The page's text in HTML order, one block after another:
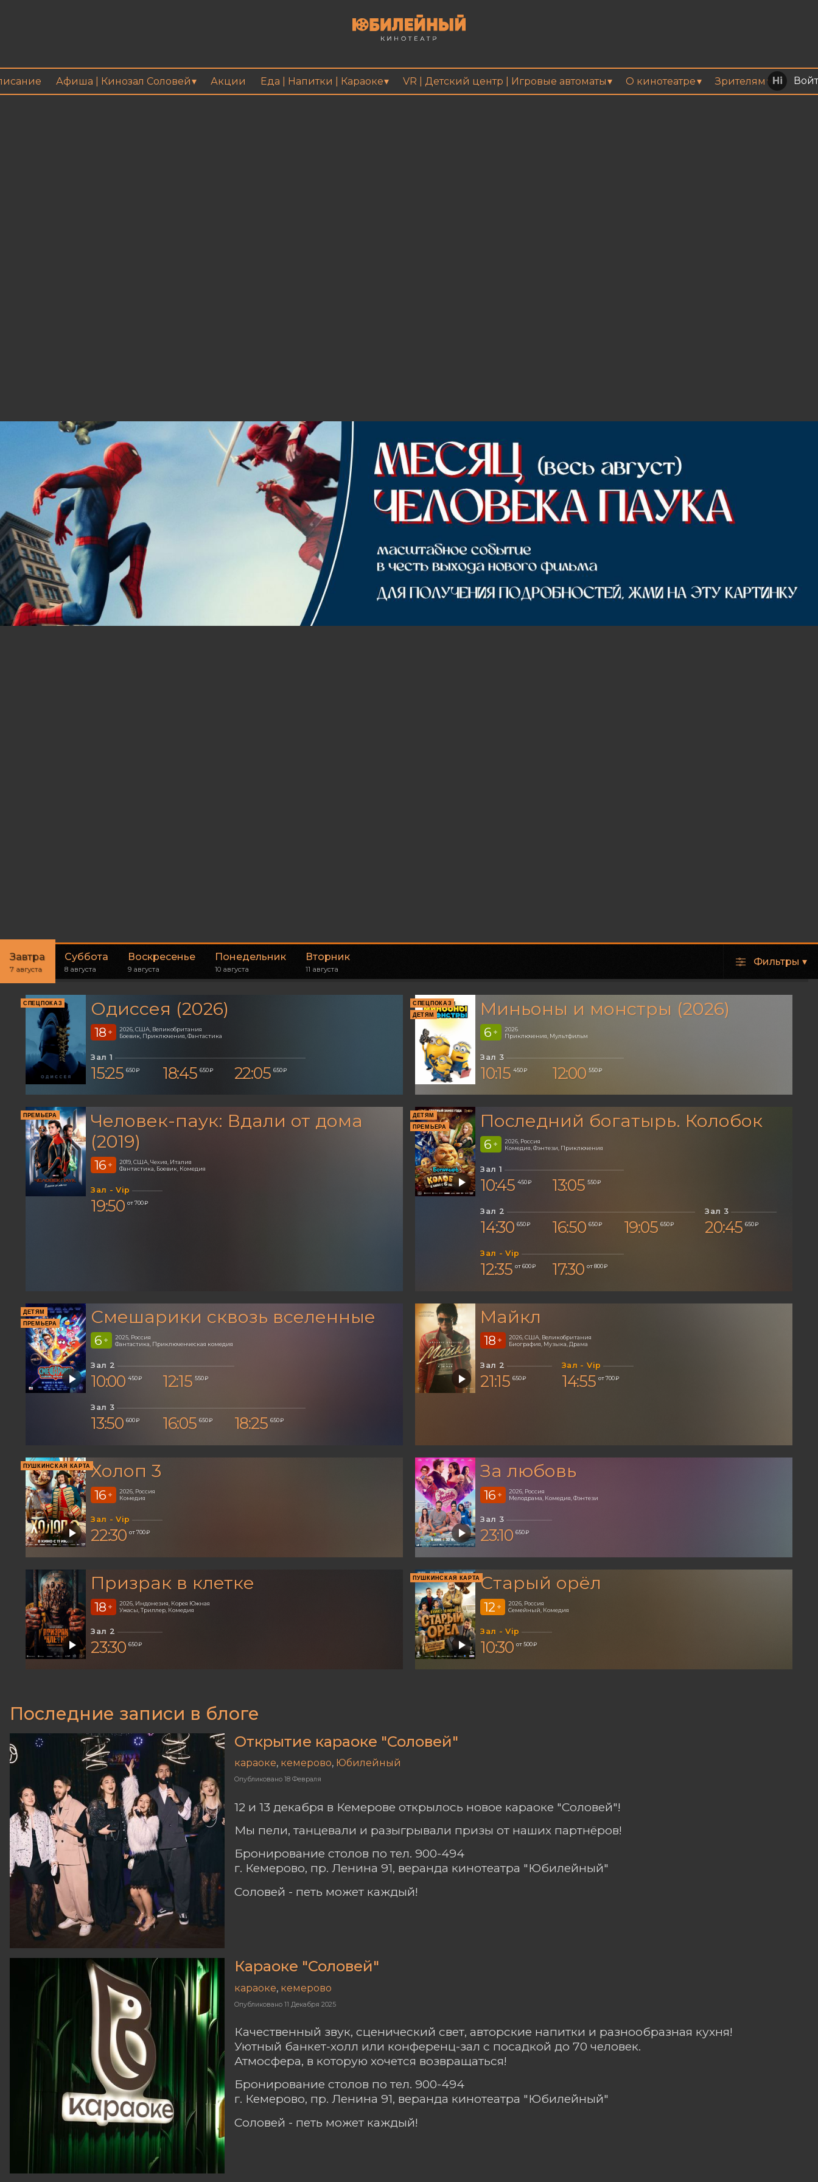
Афиша | Кинозал Соловей Акции Еда | Напитки | Караоке VR | Детский центр | Игровые автоматы О кинотеатре Зрителям
Завтра
7 августа
Суббота
8 августа
Воскресенье
9 августа
Понедельник
10 августа
Вторник
11 августа
Фильтры ▾
СПЕЦПОКАЗ Одиссея (2026)
18 +
2026, США, Великобритания
Боевик, Приключения, Фантастика
Зал 1
15:25 650 ₽ 18:45 650 ₽ 22:05 650 ₽
СПЕЦПОКАЗ
ДЕТЯМ
Миньоны и монстры (2026)
6 +
2026
Приключения, Мультфильм
Зал 3
10:15 450 ₽ 12:00 550 ₽
ПРЕМЬЕРА
Человек-паук: Вдали от дома
(2019)
16 +
2019, США, Чехия, Италия
Фантастика, Боевик, Комедия
Зал - Vip
19:50 от 700 ₽
ДЕТЯМ
ПРЕМЬЕРА
Последний богатырь. Колобок
6 +
2026, Россия
Комедия, Фэнтези, Приключения
Зал 1
10:45 450 ₽ 13:05 550 ₽
Зал 2
14:30 650 ₽ 16:50 650 ₽ 19:05 650 ₽
Зал 3
20:45 650 ₽
Зал - Vip
12:35 от 600 ₽ 17:30 от 800 ₽
ДЕТЯМ
ПРЕМЬЕРА
Смешарики сквозь вселенные
6 +
2025, Россия
Фантастика, Приключенческая комедия
Зал 2
10:00 450 ₽ 12:15 550 ₽
Зал 3
13:50 600 ₽ 16:05 650 ₽ 18:25 650 ₽
Майкл
18 +
2026, США, Великобритания
Биография, Музыка, Драма
Зал 2
21:15 650 ₽
Зал - Vip
14:55 от 700 ₽
ПУШКИНСКАЯ КАРТА Холоп 3
16 +
2026, Россия
Комедия
Зал - Vip
22:30 от 700 ₽
За любовь
16 +
2026, Россия
Мелодрама, Комедия, Фэнтези
Зал 3
23:10 650 ₽
Призрак в клетке
18 +
2026, Индонезия, Корея Южная
Ужасы, Триллер, Комедия
Зал 2
23:30 650 ₽
ПУШКИНСКАЯ КАРТА Старый орёл
12 +
2026, Россия
Семейный, Комедия
Зал - Vip
10:30 от 500 ₽
Последние записи в блоге
Открытие караоке "Соловей"
Опубликовано 18 Февраля
караоке, кемерово, Юбилейный
12 и 13 декабря в Кемерове открылось новое караоке "Соловей"!
Мы пели, танцевали и разыгрывали призы от наших партнёров!
Бронирование столов по тел. 900-494
г. Кемерово, пр. Ленина 91, веранда кинотеатра "Юбилейный"
Соловей - петь может каждый!
Караоке "Соловей"
Опубликовано 11 Декабря 2025
караоке, кемерово
Качественный звук, сценический свет, авторские напитки и разнообразная кухня!
Уютный банкет-холл или конференц-зал с посадкой до 70 человек.
Атмосфера, в которую хочется возвращаться!
Бронирование столов по тел. 900-494
г. Кемерово, пр. Ленина 91, веранда кинотеатра "Юбилейный"
Соловей - петь может каждый!